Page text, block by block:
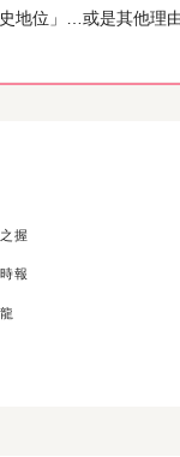
地位」…或是其他理
握
報